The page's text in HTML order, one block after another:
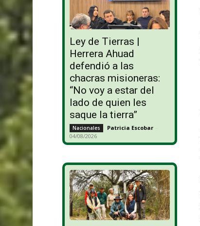
Ley de Tierras |
Herrera Ahuad
defendió a las
chacras misioneras:
“No voy a estar del
lado de quien les
saque la tierra”
Nacionales Patricia Escobar -
04/08/2026